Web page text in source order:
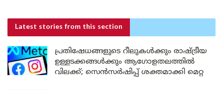
Latest stories from this section
പ്രതിഷേധങ്ങളുടെ റീലുകൾക്കും രാഷ്ട്രീയ
ഉള്ളടക്കങ്ങൾക്കും ആഗോളതലത്തിൽ
വിലക്ക്; സെൻസർഷിപ്പ് ശക്തമാക്കി മെറ്റ